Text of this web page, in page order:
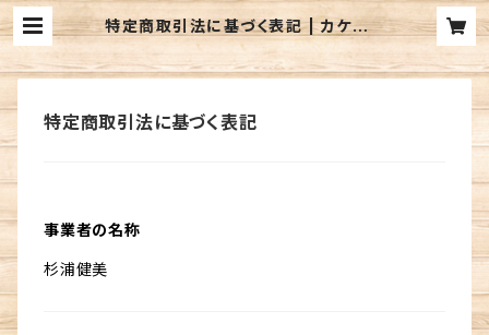
特定商取引法に基づく表記 | カケガワ
ビール（Kakegawa Farm Brewi
n）公式通販
特定商取引法に基づく表記
事業者の名称
杉浦健美